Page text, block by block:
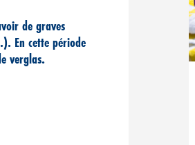
de graves
En cette période
verglas.